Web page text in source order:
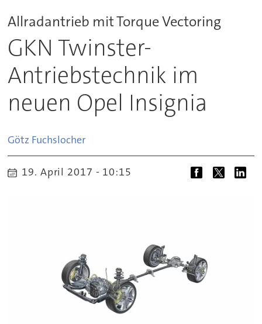
Allradantrieb mit Torque Vectoring
GKN Twinster-
Antriebstechnik im
neuen Opel Insignia
Götz Fuchslocher
19. April 2017 - 10:15